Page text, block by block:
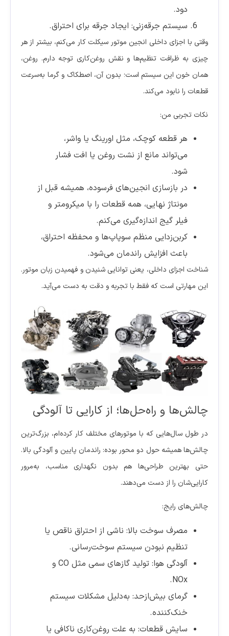
دود.
سیستم جرقه‌زنی: ایجاد جرقه برای احتراق.
وقتی با اجزای داخلی انجین موتور سیکلت کار می‌کنم، بیشتر از هر
چیزی به ظرافت تنظیم‌ها و نقش روغن‌کاری توجه دارم. روغن،
همان خون این سیستم است؛ بدون آن، اصطکاک و گرما به‌سرعت
قطعات را نابود می‌کند.
نکات تجربی من:
هر قطعه کوچک، مثل اورینگ یا واشر،
می‌تواند مانع از نشت روغن یا افت فشار
شود.
در بازسازی انجین‌های فرسوده، همیشه قبل از
مونتاژ نهایی، همه قطعات را با میکرومتر و
فیلر گیج اندازه‌گیری می‌کنم.
کربن‌زدایی منظم سوپاپ‌ها و محفظه احتراق،
باعث افزایش راندمان می‌شود.
شناخت اجزای داخلی، یعنی توانایی شنیدن و فهمیدن زبان موتور.
این مهارتی است که فقط با تجربه و دقت به دست می‌آید.
چالش‌ها و راه‌حل‌ها؛ از کارایی تا آلودگی
در طول سال‌هایی که با موتورهای مختلف کار کرده‌ام، بزرگ‌ترین
چالش‌ها همیشه حول دو محور بوده: راندمان پایین و آلودگی بالا.
حتی بهترین طراحی‌ها هم بدون نگهداری مناسب، به‌مرور
کارایی‌شان را از دست می‌دهند.
چالش‌های رایج:
مصرف سوخت بالا: ناشی از احتراق ناقص یا
تنظیم نبودن سیستم سوخت‌رسانی.
آلودگی هوا: تولید گازهای سمی مثل CO و
NOx.
گرمای بیش‌ازحد: به‌دلیل مشکلات سیستم
خنک‌کننده.
سایش قطعات: به علت روغن‌کاری ناکافی یا